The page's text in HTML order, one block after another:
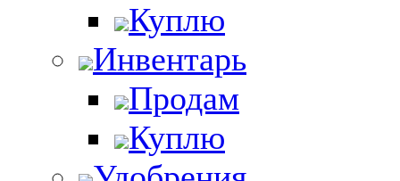
Куплю
Инвентарь
Продам
Куплю